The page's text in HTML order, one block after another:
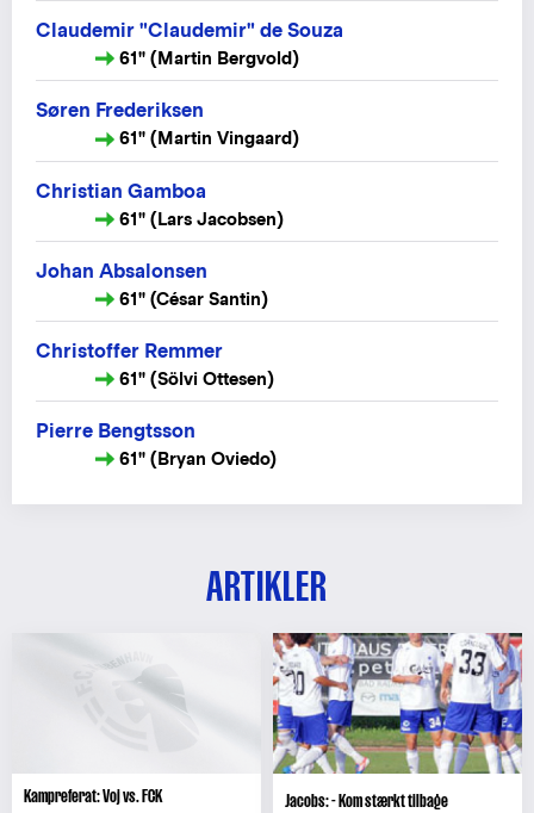
Claudemir "Claudemir" de Souza
61" (Martin Bergvold)
Søren Frederiksen
61" (Martin Vingaard)
Christian Gamboa
61" (Lars Jacobsen)
Johan Absalonsen
61" (César Santin)
Christoffer Remmer
61" (Sölvi Ottesen)
Pierre Bengtsson
61" (Bryan Oviedo)
ARTIKLER
Kampreferat: Voj vs. FCK Jacobs: - Kom stærkt tilbage